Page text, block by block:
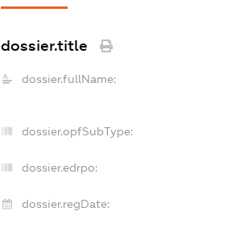
dossier.title
dossier.fullName:
dossier.opfSubType:
dossier.edrpo:
dossier.regDate: